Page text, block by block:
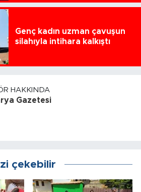
Genç kadın uzman çavuşun
silahıyla intihara kalkıştı
HAKKINDA
Gazetesi
çekebilir